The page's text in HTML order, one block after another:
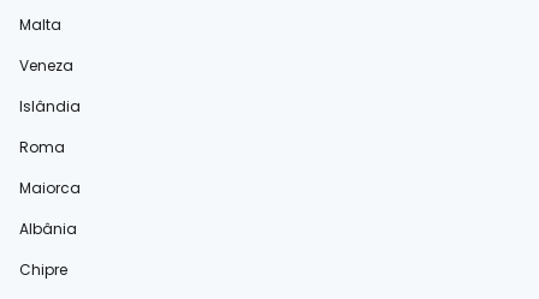
Malta
Veneza
Islândia
Roma
Maiorca
Albânia
Chipre